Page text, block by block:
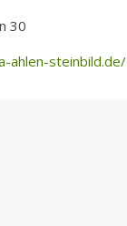
30
ahlen-steinbild.de/